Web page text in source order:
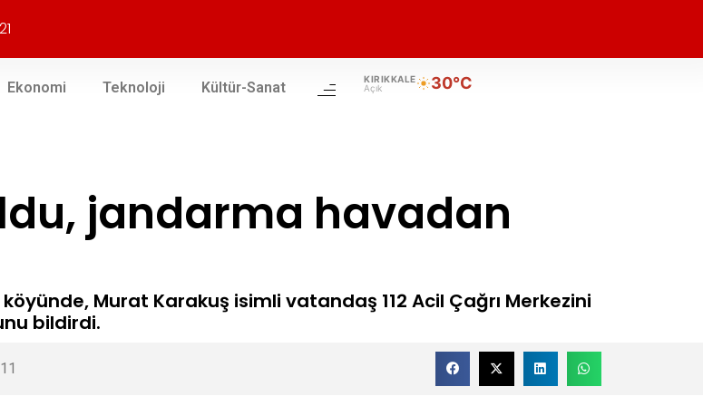
Ekonomi Teknoloji Kültür-Sanat
KIRIKKALE
Açık
30°C
jandarma havadan
Murat Karakuş isimli vatandaş 112 Acil Çağrı Merkezini
bildirdi.